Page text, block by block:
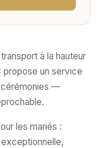
à la hauteur
propose un service
cérémonies —
les mariés :